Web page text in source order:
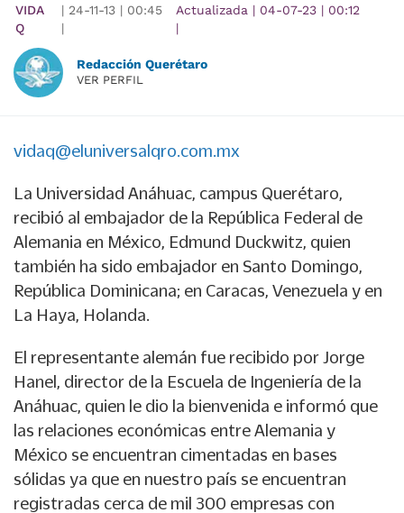
VIDA
Q
| 24-11-13 | 00:45
|
Actualizada | 04-07-23 | 00:12
|
Redacción Querétaro
VER PERFIL
vidaq@eluniversalqro.com.mx
La Universidad Anáhuac, campus Querétaro,
recibió al embajador de la República Federal de
Alemania en México, Edmund Duckwitz, quien
también ha sido embajador en Santo Domingo,
República Dominicana; en Caracas, Venezuela y en
La Haya, Holanda.
El representante alemán fue recibido por Jorge
Hanel, director de la Escuela de Ingeniería de la
Anáhuac, quien le dio la bienvenida e informó que
las relaciones económicas entre Alemania y
México se encuentran cimentadas en bases
sólidas ya que en nuestro país se encuentran
registradas cerca de mil 300 empresas con